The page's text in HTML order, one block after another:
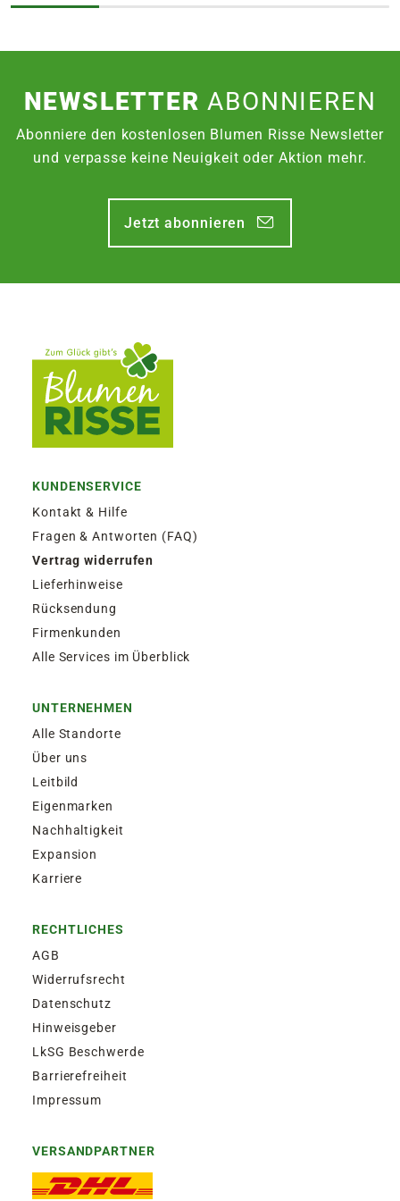
NEWSLETTERABONNIEREN
Abonniere den kostenlosen Blumen Risse Newsletter
und verpasse keine Neuigkeit oder Aktion mehr.
Jetzt abonnieren
KUNDENSERVICE
Kontakt & Hilfe
Fragen & Antworten (FAQ)
Vertrag widerrufen
Lieferhinweise
Rücksendung
Firmenkunden
Alle Services im Überblick
UNTERNEHMEN
Alle Standorte
Über uns
Leitbild
Eigenmarken
Nachhaltigkeit
Expansion
Karriere
RECHTLICHES
AGB
Widerrufsrecht
Datenschutz
Hinweisgeber
LkSG Beschwerde
Barrierefreiheit
Impressum
VERSANDPARTNER